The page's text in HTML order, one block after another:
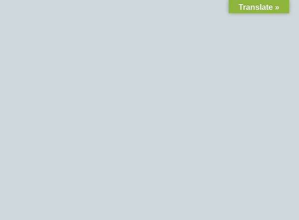
Translate »